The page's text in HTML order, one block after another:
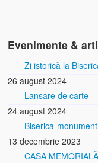
Evenimente &
Zi istorică la
26 august 2024
Lansare de carte
24 august 2024
Biserica-
13 decembrie 2023
CASA